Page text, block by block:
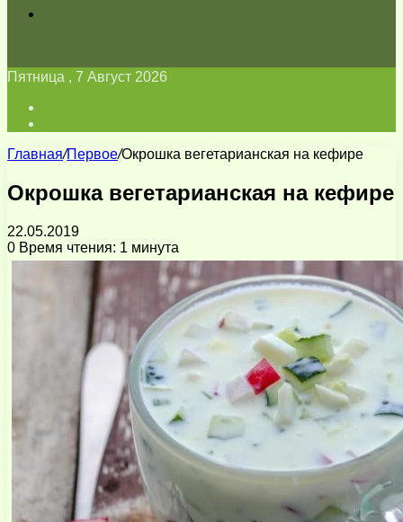
Пятница , 7 Август 2026
Главная/Первое/Окрошка вегетарианская на кефире
Окрошка вегетарианская на кефире
22.05.2019
0 Время чтения: 1 минута